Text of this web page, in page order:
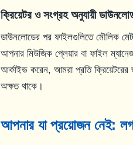
ক্রিয়েটর ও সংগ্রহ অনুযায়ী
ডাউনলোডের পর ফাইলগুলিতে মৌলিক
আপনার মিউজিক প্লেয়ার বা ফাইল
আর্কাইভ করেন, আমরা প্রতি ক্রিয়েটরের
অক্ষত থাকে।
আপনার যা প্রয়োজন নেই: